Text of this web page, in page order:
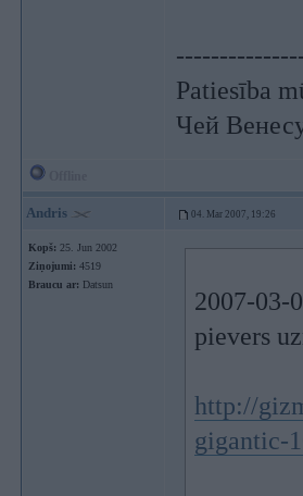
Patiesība
Чей
Andris 04. Mar 2007, 19:26
Kopš: 25. Jun 2002
Ziņojumi: 4519
Braucu ar: Datsun
2007-03-
pievers
http://
gigantic-